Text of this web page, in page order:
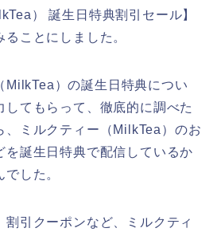
） 誕生日特典割引セール】
ことにしました。
MilkTea）の誕生日特典につい
してもらって、徹底的に調べた
、ミルクティー（MilkTea）のお
を誕生日特典で配信しているか
した。
割引クーポンなど、ミルクティ